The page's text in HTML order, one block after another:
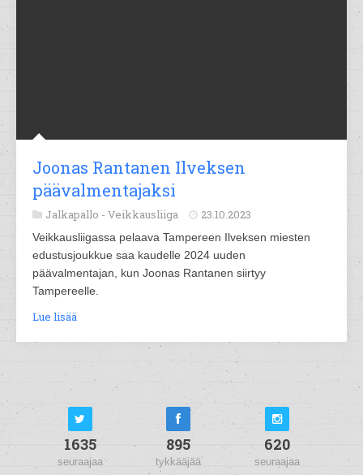
Joonas Rantanen Ilveksen
päävalmentajaksi
Jalkapallo - Veikkausliiga 23.10.2023
Veikkausliigassa pelaava Tampereen Ilveksen miesten
edustusjoukkue saa kaudelle 2024 uuden
päävalmentajan, kun Joonas Rantanen siirtyy
Tampereelle.
Lue lisää
1635
seuraajaa
895
tykkääjää
620
seuraajaa